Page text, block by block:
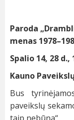
Paroda
menas
Spalio 14, 28 d.,
Kauno
Bus
paveikslų